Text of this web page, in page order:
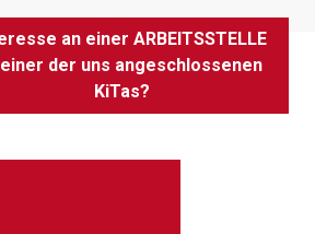
an einer ARBEITSSTELLE
der uns angeschlossenen
KiTas?